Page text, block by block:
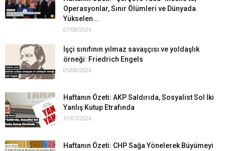
Operasyonlar, Sınır Ölümleri ve Dünyada
Yükselen...
07/08/2026
İşçi sınıfının yılmaz savaşçısı ve yoldaşlık
örneği: Friedrich Engels
05/08/2026
Haftanın Özeti: AKP Saldırıda, Sosyalist Sol İki
Yanlış Kutup Etrafında
31/07/2026
Haftanın Özeti: CHP Sağa Yönelerek Büyümeyi